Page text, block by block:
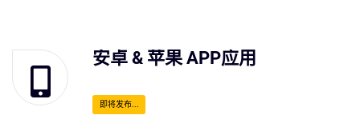
安卓 & 苹果 APP应用
即将发布...